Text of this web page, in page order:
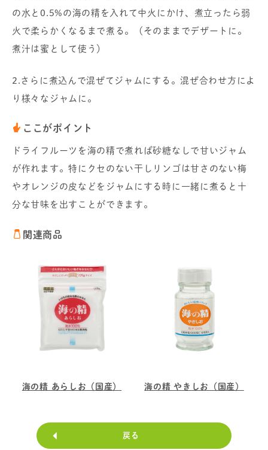
の水と0.5%の海の精を入れて中火にかけ、煮立ったら弱
火で柔らかくなるまで煮る。（そのままでデザートに。
煮汁は蜜として使う）
2.さらに煮込んで混ぜてジャムにする。混ぜ合わせ方によ
り様々なジャムに。
ここがポイント
ドライフルーツを海の精で煮れば砂糖なしで甘いジャム
が作れます。特にクセのない干しリンゴは甘さのない梅
やオレンジの皮などをジャムにする時に一緒に煮ると十
分な甘味を出すことができます。
関連商品
海の精 あらしお（国産） 海の精 やきしお（国産）
戻る